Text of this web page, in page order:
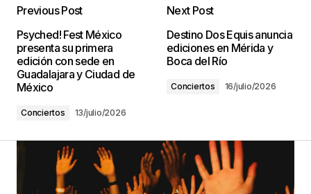
Previous Post
Psyched! Fest México
presenta su primera
edición con sede en
Guadalajara y Ciudad de
México
Conciertos 13/julio/2026
Next Post
Destino Dos Equis anuncia
ediciones en Mérida y
Boca del Río
Conciertos 16/julio/2026